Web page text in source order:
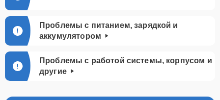
Проблемы с питанием, зарядкой и
аккумулятором
Проблемы с работой системы, корпусом и
другие